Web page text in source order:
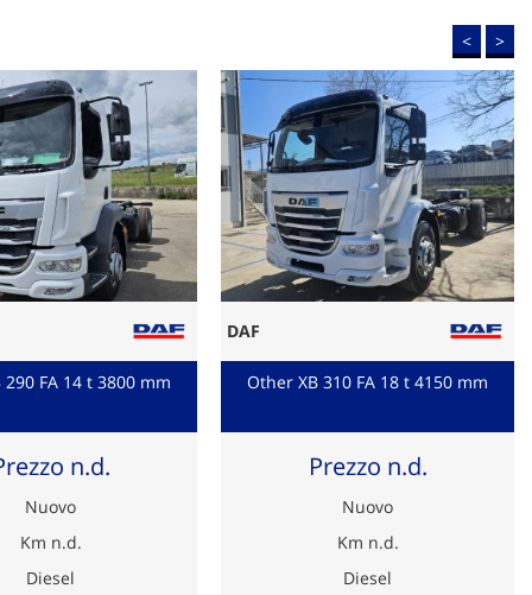
< >
290 FA 14 t 3800 mm
n.d.
Nuovo
Km n.d.
Diesel
DAF
Other XB 310 FA 18 t 4150 mm
Prezzo n.d.
Nuovo
Km n.d.
Diesel